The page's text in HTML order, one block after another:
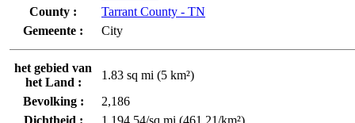
County :
Tarrant County - TN
Gemeente :
City
het gebied van
het Land :
1.83 sq mi (5 km²)
Bevolking :
2,186
Dichtheid :
1,194.54/sq mi (461.21/km²)